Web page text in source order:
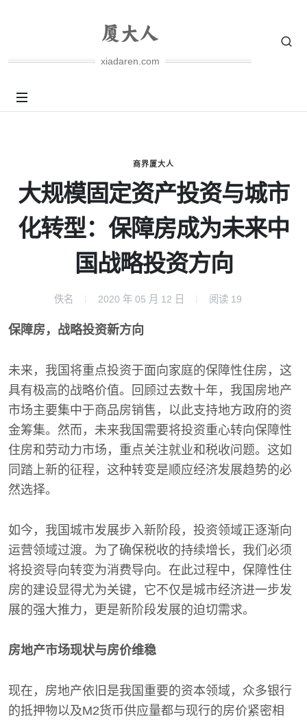
xiadaren.com
商界厦大人
大规模固定资产投资与城市
化转型：保障房成为未来中
国战略投资方向
佚名 2020 年 05 月 12 日 阅读 19
保障房，战略投资新方向
未来，我国将重点投资于面向家庭的保障性住房，这
具有极高的战略价值。回顾过去数十年，我国房地产
市场主要集中于商品房销售，以此支持地方政府的资
金筹集。然而，未来我国需要将投资重心转向保障性
住房和劳动力市场，重点关注就业和税收问题。这如
同踏上新的征程，这种转变是顺应经济发展趋势的必
然选择。
如今，我国城市发展步入新阶段，投资领域正逐渐向
运营领域过渡。为了确保税收的持续增长，我们必须
将投资导向转变为消费导向。在此过程中，保障性住
房的建设显得尤为关键，它不仅是城市经济进一步发
展的强大推力，更是新阶段发展的迫切需求。
房地产市场现状与房价维稳
现在，房地产依旧是我国重要的资本领域，众多银行
的抵押物以及M2货币供应量都与现行的房价紧密相